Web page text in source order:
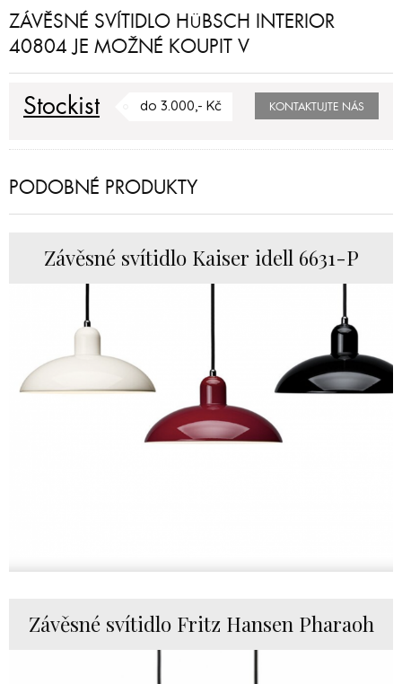
ZÁVĚSNÉ SVÍTIDLO HÜBSCH INTERIOR
40804 JE MOŽNÉ KOUPIT V
Stockist KONTAKTUJTE NÁS
do 3.000,- Kč
PODOBNÉ PRODUKTY
Závěsné svítidlo Kaiser idell 6631-P
Závěsné svítidlo Fritz Hansen Pharaoh